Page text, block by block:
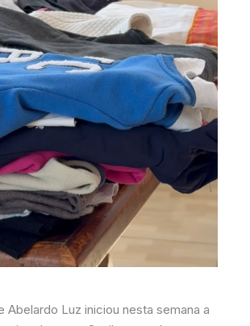
Abelardo Luz iniciou nesta semana a